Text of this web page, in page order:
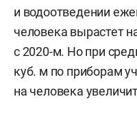
и водоотведении
человека вырастет
с 2020-м. Но при
куб. м по приборам
на человека